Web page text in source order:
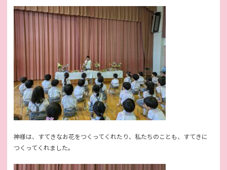
神様は、すてきなお花をつくってくれたり、私たちのことも、すてきに
つくってくれました。